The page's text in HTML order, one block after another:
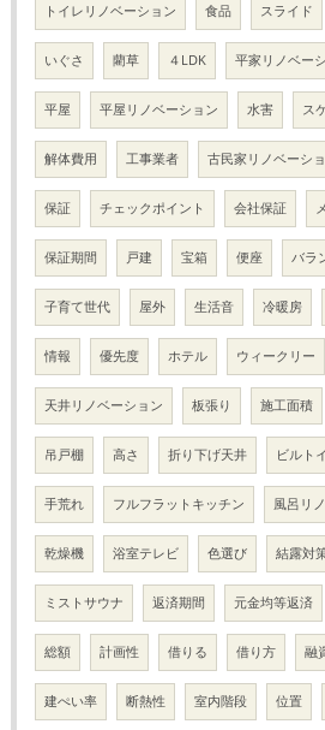
トイレリノベーション 食品 スライド
いぐさ 藺草 ４LDK 平家リノベー
平屋 平屋リノベーション 水害 ス
解体費用 工事業者 古民家リノベーシ
保証 チェックポイント 会社保証
保証期間 戸建 宝箱 便座 バラ
子育て世代 屋外 生活音 冷暖房
情報 優先度 ホテル ウィークリー
天井リノベーション 板張り 施工面積
吊戸棚 高さ 折り下げ天井 ビルト
手荒れ フルフラットキッチン 風呂リ
乾燥機 浴室テレビ 色選び 結露対
ミストサウナ 返済期間 元金均等返済
総額 計画性 借りる 借り方 融
建ぺい率 断熱性 室内階段 位置